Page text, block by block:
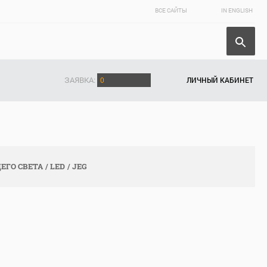
ВСЕ САЙТЫ IN ENGLISH
ЗАЯВКА: 0 ЛИЧНЫЙ КАБИНЕТ
СВЕТА LED JEG